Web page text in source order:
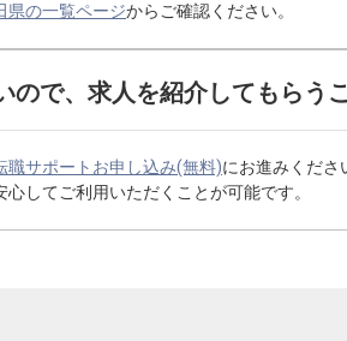
県の一覧ページからご確認ください。
ので、求人を紹介してもらう
職サポートお申し込み(無料)にお進みくださ
してご利用いただくことが可能です。